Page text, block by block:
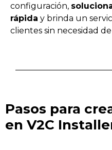
configuración,
rápida y brinda un
clientes sin necesidad
Pasos para
en V2C